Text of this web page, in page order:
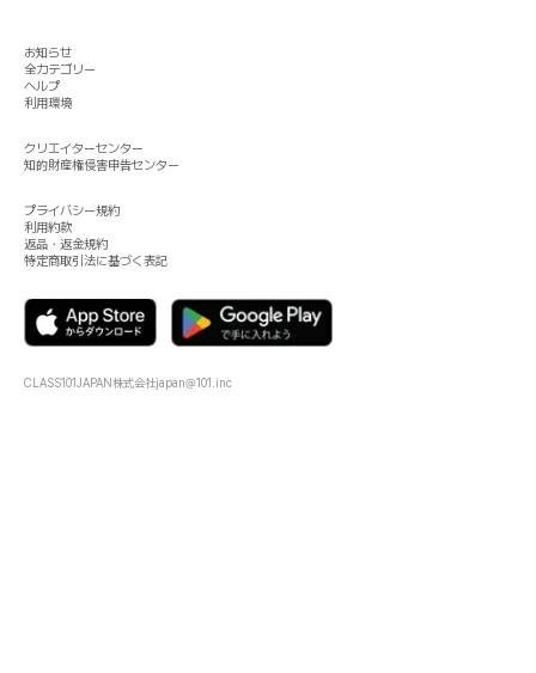
お知らせ
全カテゴリー
ヘルプ
利用環境
クリエイターセンター
知的財産権侵害申告センター
プライバシー規約
利用約款
返品・返金規約
特定商取引法に基づく表記
CLASS101JAPAN株式会社japan@101.inc